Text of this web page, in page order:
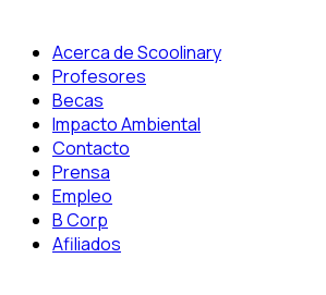
Acerca de Scoolinary
Profesores
Becas
Impacto Ambiental
Contacto
Prensa
Empleo
B Corp
Afiliados